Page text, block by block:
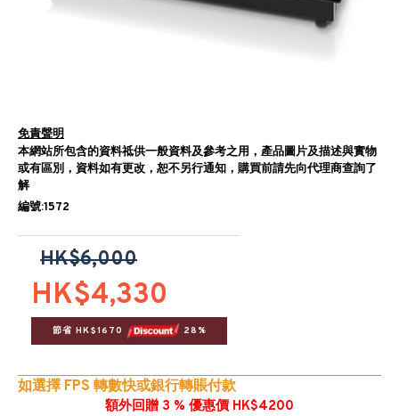
免責聲明
本網站所包含的資料祗供一般資料及參考之用，產品圖片及描述與實物
或有區別，資料如有更改，恕不另行通知，購買前請先向代理商查詢了
解
編號:1572
HK$4,330
HK$6,000
節省 HK$1670 28%
如選擇 FPS 轉數快或銀行轉賬付款
額外回贈 3 % 優惠價 HK$4200